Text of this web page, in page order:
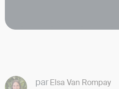
parElsa Van Rompay